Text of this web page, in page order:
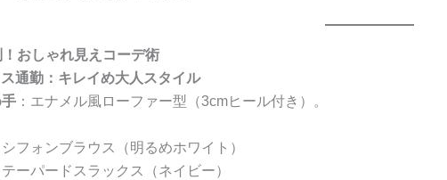
おしゃれ見えコーデ術
通勤：キレイめ大人スタイル
：エナメル風ローファー型（3cmヒール付き）。
シフォンブラウス（明るめホワイト）
ーパードスラックス（ネイビー）